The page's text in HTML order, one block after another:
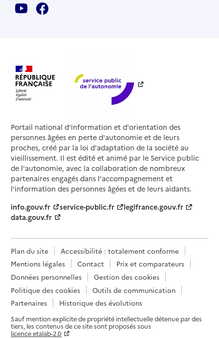
Portail national d'information et d'orientation des
personnes âgées en perte d'autonomie et de leurs
proches, créé par la loi d'adaptation de la société au
vieillissement. Il est édité et animé par le Service public
de l'autonomie, avec la collaboration de nombreux
partenaires engagés dans l'accompagnement et
l'information des personnes âgées et de leurs aidants.
info.gouv.fr
service-public.fr
legifrance.gouv.fr
data.gouv.fr
Plan du site
Accessibilité : totalement conforme
Mentions légales
Contact
Prix et comparateurs
Données personnelles
Gestion des cookies
Politique des cookies
Outils de communication
Partenaires
Historique des évolutions
Sauf mention explicite de propriété intellectuelle détenue par des
tiers, les contenus de ce site sont proposés sous
licence etalab-2.0